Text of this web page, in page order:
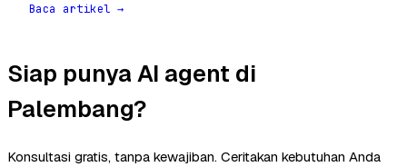
Baca artikel →
Siap punya AI agent di
Palembang?
Konsultasi gratis, tanpa kewajiban. Ceritakan kebutuhan Anda